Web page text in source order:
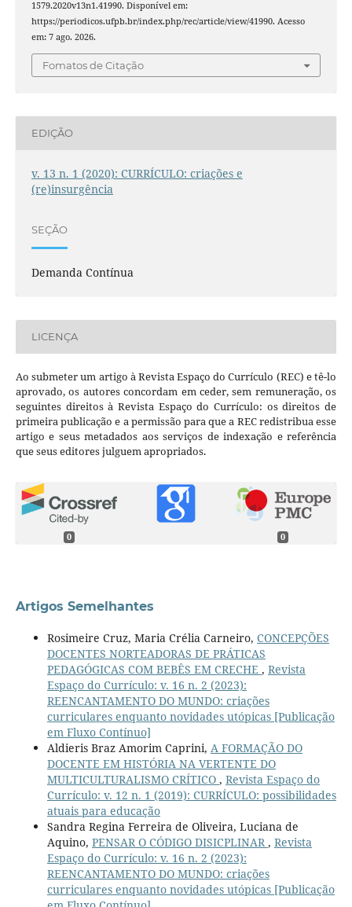
1579.2020v13n1.41990. Disponível em:
https://periodicos.ufpb.br/index.php/rec/article/view/41990. Acesso
em: 7 ago. 2026.
Fomatos de Citação
EDIÇÃO
v. 13 n. 1 (2020): CURRÍCULO: criações e
(re)insurgência
SEÇÃO
Demanda Contínua
LICENÇA
Ao submeter um artigo à Revista Espaço do Currículo (REC) e tê-lo
aprovado, os autores concordam em ceder, sem remuneração, os
seguintes direitos à Revista Espaço do Currículo: os direitos de
primeira publicação e a permissão para que a REC redistribua esse
artigo e seus metadados aos serviços de indexação e referência
que seus editores julguem apropriados.
0 0
Artigos Semelhantes
Rosimeire Cruz, Maria Crélia Carneiro, CONCEPÇÕES
DOCENTES NORTEADORAS DE PRÁTICAS
PEDAGÓGICAS COM BEBÊS EM CRECHE , Revista
Espaço do Currículo: v. 16 n. 2 (2023):
REENCANTAMENTO DO MUNDO: criações
curriculares enquanto novidades utópicas [Publicação
em Fluxo Contínuo]
Aldieris Braz Amorim Caprini, A FORMAÇÃO DO
DOCENTE EM HISTÓRIA NA VERTENTE DO
MULTICULTURALISMO CRÍTICO , Revista Espaço do
Currículo: v. 12 n. 1 (2019): CURRÍCULO: possibilidades
atuais para educação
Sandra Regina Ferreira de Oliveira, Luciana de
Aquino, PENSAR O CÓDIGO DISICPLINAR, Revista
Espaço do Currículo: v. 16 n. 2 (2023):
REENCANTAMENTO DO MUNDO: criações
curriculares enquanto novidades utópicas [Publicação